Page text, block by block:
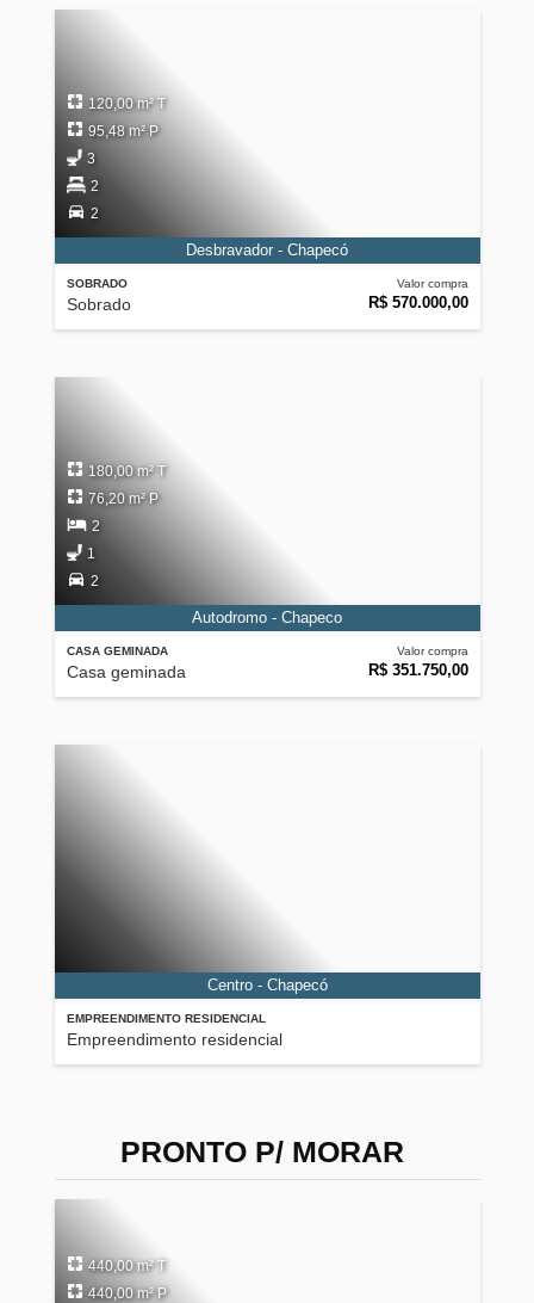
SOBRADO
Sobrado
Valor compra
R$ 570.000,00
120,00 m² T
95,48 m² P
3
2
2
Desbravador - Chapecó
CASA GEMINADA
Casa geminada
Valor compra
R$ 351.750,00
180,00 m² T
76,20 m² P
2
1
2
Autodromo - Chapeco
EMPREENDIMENTO RESIDENCIAL
Empreendimento residencial
Centro - Chapecó
PRONTO P/ MORAR
440,00 m² T
440,00 m² P